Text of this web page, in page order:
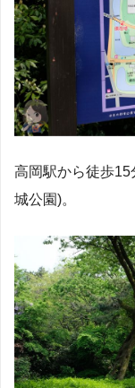
高岡駅から徒歩
城公園)。